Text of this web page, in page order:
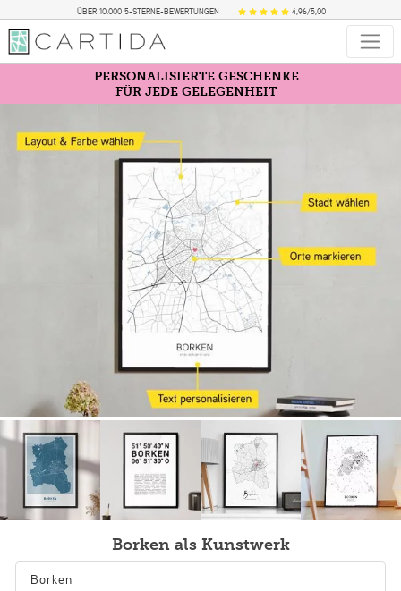
ÜBER 10.000 5-STERNE-BEWERTUNGEN 4,96/5,00
PERSONALISIERTE GESCHENKE
FÜR JEDE GELEGENHEIT
Borken als Kunstwerk